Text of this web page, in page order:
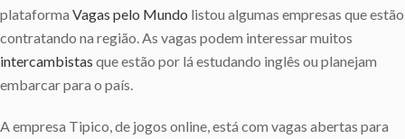
plataforma Vagas pelo Mundo listou algumas empresas que estão
contratando na região. As vagas podem interessar muitos
intercambistas que estão por lá estudando inglês ou planejam
embarcar para o país.
A empresa Tipico, de jogos online, está com vagas abertas para